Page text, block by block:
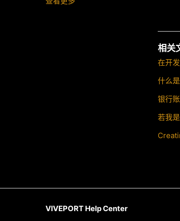
相关
在开
什么
银行
若我
VIVEPORT Help Center